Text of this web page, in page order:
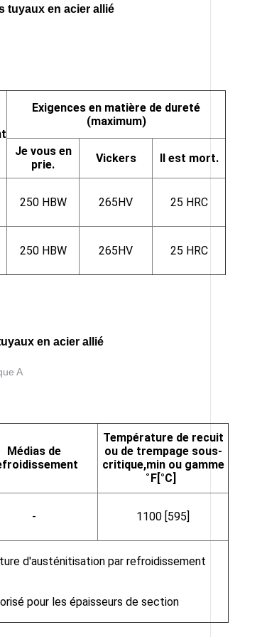
tuyaux en acier allié
Exigences en matière de dureté
(maximum)
Je vous en
prie.
Vickers Il est mort.
250 HBW 265HV 25 HRC
250 HBW 265HV 25 HRC
en acier allié
A
Médias de
Température de recuit
ou de trempage sous-
critique,min ou gamme
̊F[°C]
- 1100 [595]
d'austénitisation par refroidissement
pour les épaisseurs de section